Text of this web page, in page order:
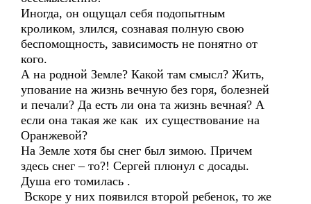
Иногда, он ощущал себя подопытным
кроликом, злился, сознавая полную свою
беспомощность, зависимость не понятно от
кого.
А на родной Земле? Какой там смысл? Жить,
упование на жизнь вечную без горя, болезней
и печали? Да есть ли она та жизнь вечная? А
если она такая же как их существование на
Оранжевой?
На Земле хотя бы снег был зимою. Причем
здесь снег – то?! Сергей плюнул с досады.
Душа его томилась .
Вскоре у них появился второй ребенок, то же